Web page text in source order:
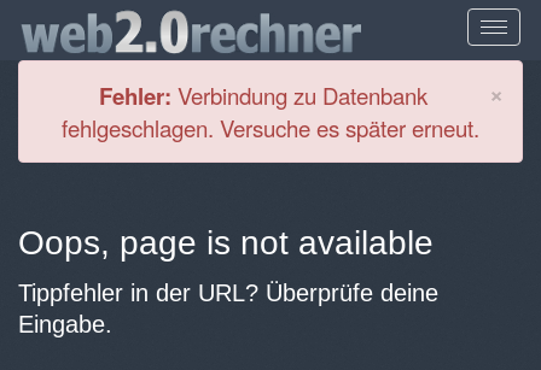
×
Fehler: Verbindung zu Datenbank
fehlgeschlagen. Versuche es später erneut.
Oops, page is not available
Tippfehler in der URL? Überprüfe deine
Eingabe.